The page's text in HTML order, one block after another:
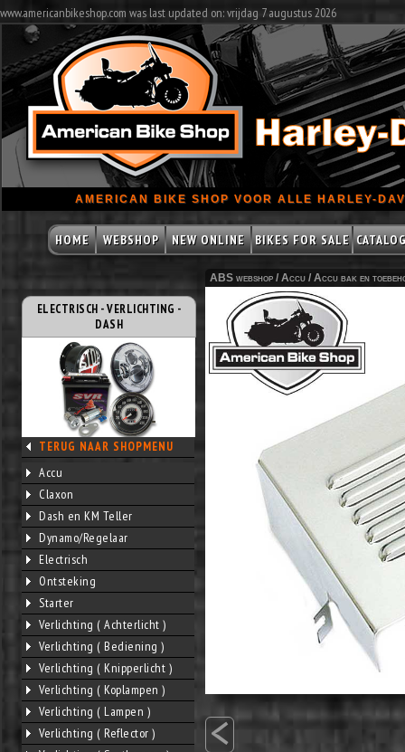
www.americanbikeshop.com was last updated on: vrijdag 7 augustus 2026
AMERICAN BIKE SHOP VOOR ALLE HARLEY-
HOME WEBSHOP NEW ONLINE BIKES FOR SALE
ELECTRISCH - VERLICHTING -
DASH
TERUG NAAR SHOPMENU
Accu
Claxon
Dash en KM Teller
Dynamo/Regelaar
Electrisch
Ontsteking
Starter
Verlichting ( Achterlicht )
Verlichting ( Bediening )
Verlichting ( Knipperlicht )
Verlichting ( Koplampen )
Verlichting ( Lampen )
Verlichting ( Reflector )
ABS webshop / Accu / Accu bak en
<